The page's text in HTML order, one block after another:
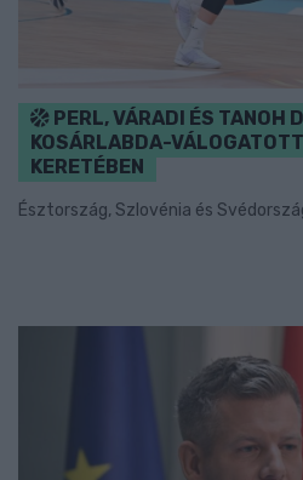
PERL, VÁRADI ÉS TANOH
KOSÁRLABDA-
KERETÉBEN
Észtország, Szlovénia és